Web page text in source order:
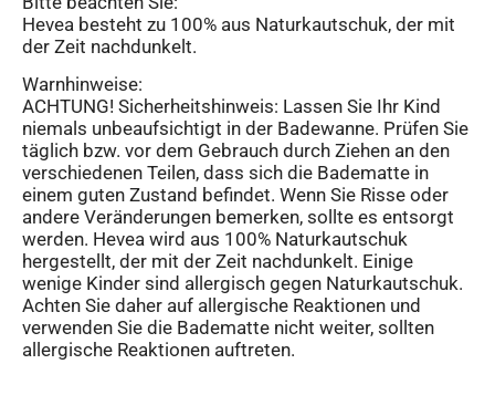
Hevea besteht zu 100% aus Naturkautschuk, der mit
der Zeit nachdunkelt.
Warnhinweise:
ACHTUNG! Sicherheitshinweis: Lassen Sie Ihr Kind
niemals unbeaufsichtigt in der Badewanne. Prüfen Sie
täglich bzw. vor dem Gebrauch durch Ziehen an den
verschiedenen Teilen, dass sich die Badematte in
einem guten Zustand befindet. Wenn Sie Risse oder
andere Veränderungen bemerken, sollte es entsorgt
werden. Hevea wird aus 100% Naturkautschuk
hergestellt, der mit der Zeit nachdunkelt. Einige
wenige Kinder sind allergisch gegen Naturkautschuk.
Achten Sie daher auf allergische Reaktionen und
verwenden Sie die Badematte nicht weiter, sollten
allergische Reaktionen auftreten.